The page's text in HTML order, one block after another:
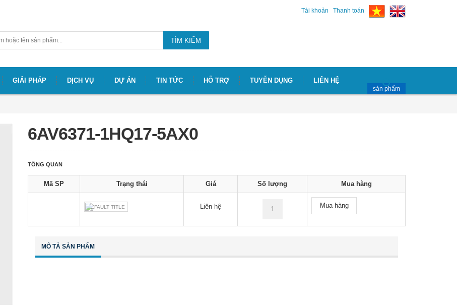
Tài khoản Thanh toán
TÌM KIẾM
GIẢI PHÁP DỊCH VỤ DỰ ÁN TIN TỨC HỖ TRỢ TUYỄN DỤNG LIÊN HỆ
sản phẩm
6AV6371-1HQ17-5AX0
TỔNG QUAN
Mã SP Trạng thái Giá Số lượng Mua hàng
DEFAULT TITLE Liên hệ Mua hàng
MÔ TẢ SẢN PHẨM